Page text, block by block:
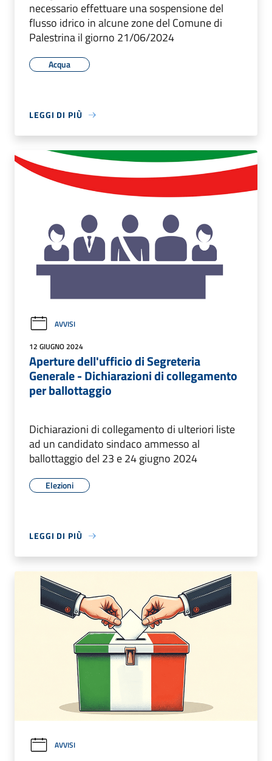
necessario effettuare una sospensione del
flusso idrico in alcune zone del Comune di
Palestrina il giorno 21/06/2024
Acqua
LEGGI DI PIÙ
AVVISI
12 GIUGNO 2024
Aperture dell'ufficio di Segreteria
Generale - Dichiarazioni di collegamento
per ballottaggio
Dichiarazioni di collegamento di ulteriori liste
ad un candidato sindaco ammesso al
ballottaggio del 23 e 24 giugno 2024
Elezioni
LEGGI DI PIÙ
AVVISI